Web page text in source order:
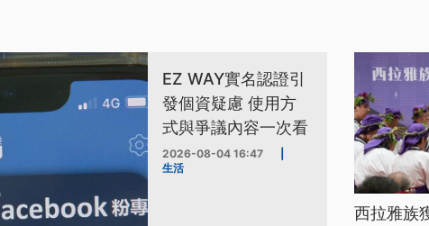
EZ WAY實名認證引
發個資疑慮 使用方
式與爭議內容一次看
2026-08-04 16:47
生活
西拉雅族